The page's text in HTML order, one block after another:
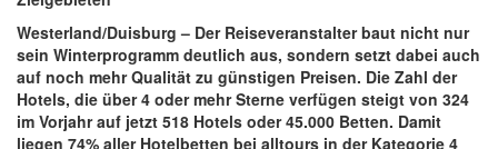
Westerland/Duisburg – Der Reiseveranstalter baut nicht nur
sein Winterprogramm deutlich aus, sondern setzt dabei auch
auf noch mehr Qualität zu günstigen Preisen. Die Zahl der
Hotels, die über 4 oder mehr Sterne verfügen steigt von 324
im Vorjahr auf jetzt 518 Hotels oder 45.000 Betten. Damit
liegen 74% aller Hotelbetten bei alltours in der Kategorie 4